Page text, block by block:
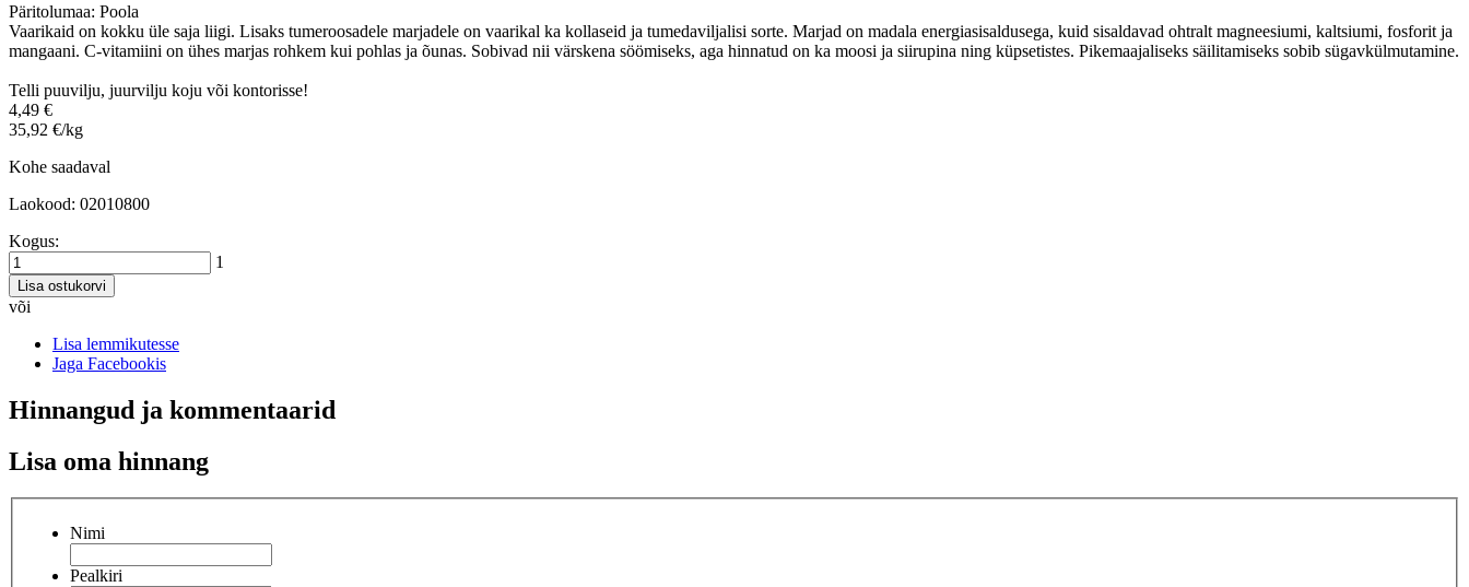
Päritolumaa: Poola
Vaarikaid on kokku üle saja liigi. Lisaks tumeroosadele marjadele on vaarikal ka kollaseid ja tumedaviljalisi sorte. Marjad on madala energiasisaldusega, kuid sisaldavad ohtralt magneesiumi, kaltsiumi, fosforit ja
mangaani. C-vitamiini on ühes marjas rohkem kui pohlas ja õunas. Sobivad nii värskena söömiseks, aga hinnatud on ka moosi ja siirupina ning küpsetistes. Pikemaajaliseks säilitamiseks sobib sügavkülmutamine.
Telli puuvilju, juurvilju koju või kontorisse!
4,49 €
35,92 €/kg
Kohe saadaval
Laokood: 02010800
Kogus:
1
Lisa ostukorvi
või
Lisa lemmikutesse
Jaga Facebookis
Hinnangud ja kommentaarid
Lisa oma hinnang
Nimi
Pealkiri